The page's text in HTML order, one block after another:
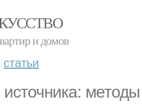
и домов
статьи
методы